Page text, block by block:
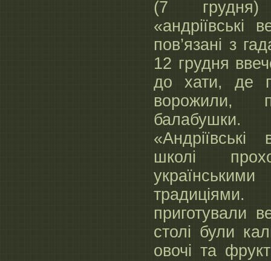
(7 грудня)
«андріївські
пов’язані з
12 грудня
до хати, де
ворожили,
балабушки.
школі
приготували
столі були
овочі та